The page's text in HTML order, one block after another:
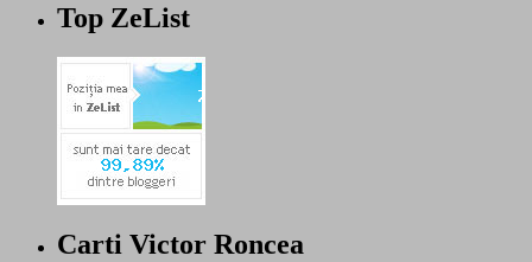
Top ZeList
Carti Victor Roncea